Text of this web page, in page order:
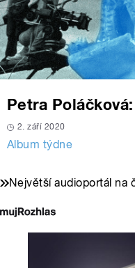
Petra
2. září 2020
Album týdne
Největší audioportál na